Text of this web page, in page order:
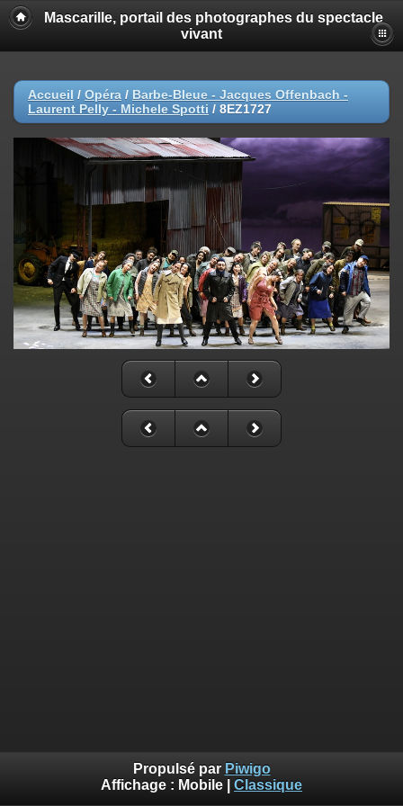
Mascarille, portail des photographes du spectacle
vivant
Accueil / Opéra / Barbe-Bleue - Jacques Offenbach -
Laurent Pelly - Michele Spotti / 8EZ1727
Propulsé par Piwigo
Affichage : Mobile Classique